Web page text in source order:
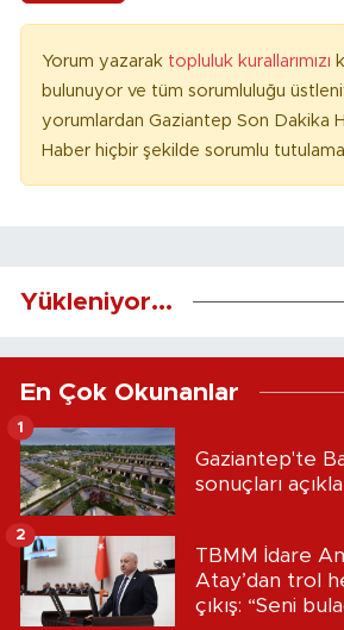
Yorum yazarak topluluk kurallarımızı
bulunuyor ve tüm sorumluluğu
yorumlardan Gaziantep Son Dakika
Haber hiçbir şekilde sorumlu
Yükleniyor...
En Çok Okunanlar
Gaziantep'te
sonuçları
1
TBMM İdare
Atay’dan trol
çıkış: “Seni
2